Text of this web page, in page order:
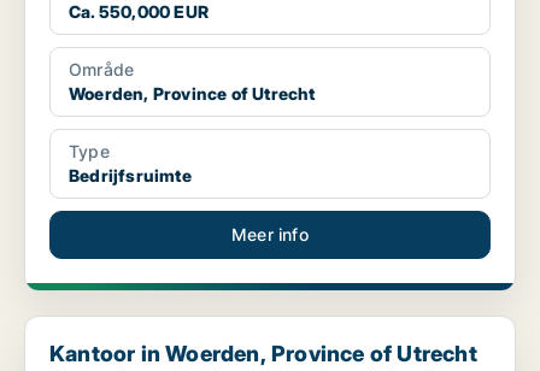
Ca. 550,000 EUR
Område
Woerden, Province of Utrecht
Type
Bedrijfsruimte
Meer info
Kantoor in Woerden, Province of Utrecht
Kantoor in Woerden, Province of Utrecht